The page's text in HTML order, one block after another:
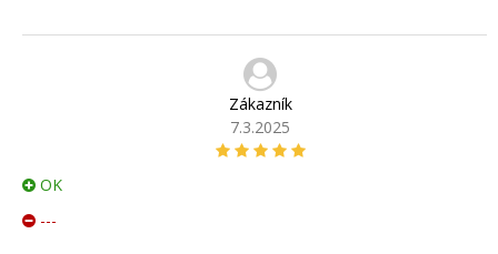
Zákazník
7.3.2025
OK
---